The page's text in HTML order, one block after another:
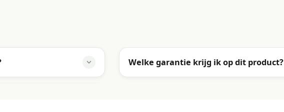
Welke garantie krijg ik op dit product?